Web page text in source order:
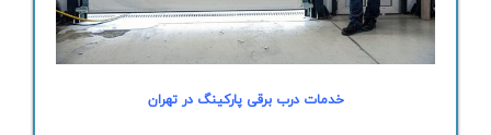
خدمات درب برقی پارکینگ در تهران